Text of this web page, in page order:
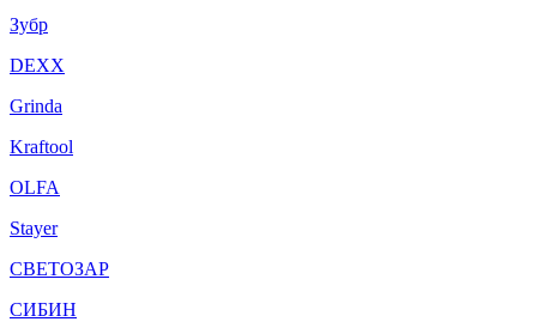
Зубр
DEXX
Grinda
Kraftool
OLFA
Stayer
СВЕТОЗАР
СИБИН